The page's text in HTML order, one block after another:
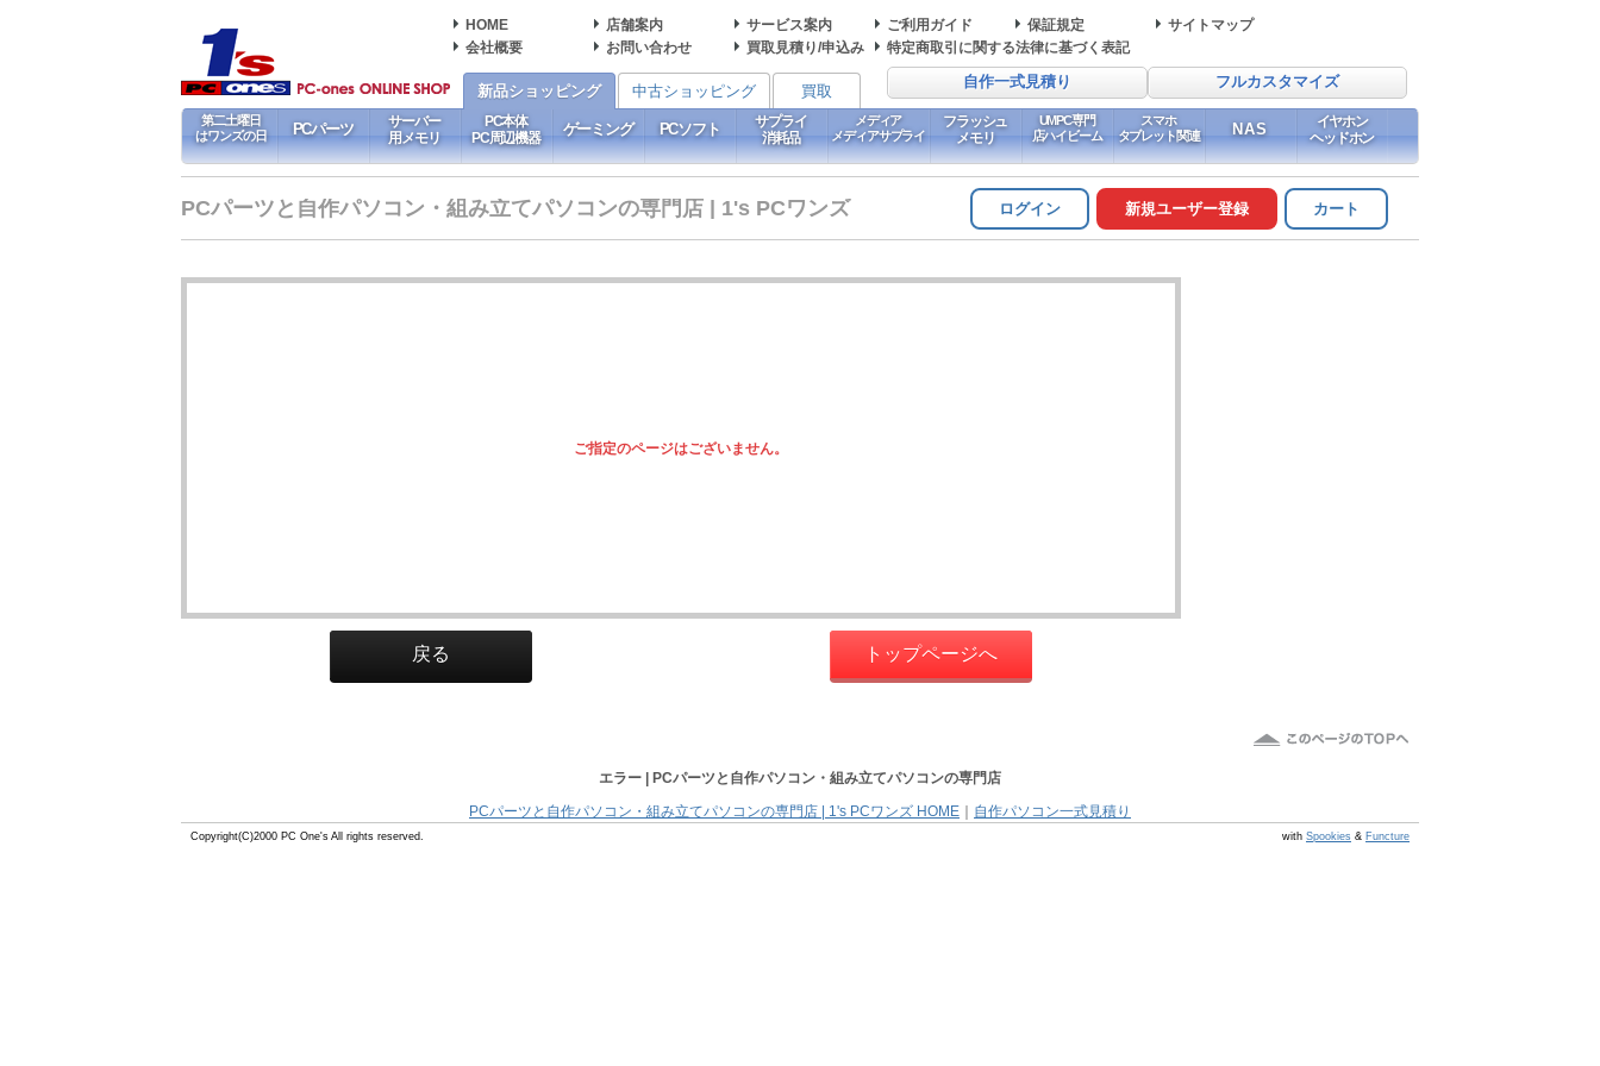
HOME 店舗案内 サービス案内 ご利用ガイド 保証規定
サイトマップ
会社概要
お問い合わせ 買取見積り/申込み 特定商取引に関する法律に基づく表記
自作一式見積り フルカスタマイズ
新品ショッピング 中古ショッピング 買取
第二土曜日
はワンズの日
PCパーツ
サーバー
用メモリ
PC本体
PC周辺機器
ゲーミング PCソフト
サプライ
消耗品
メディア
メディアサプライ
フラッシュ
メモリ
UMPC専門
店ハイビーム
スマホ
タブレット関連
NAS
イヤホン
ヘッドホン
PCパーツと自作パソコン・組み立てパソコンの専門店 | 1's PCワンズ ログイン 新規ユーザー登録 カート
ご指定のページはございません。
戻る トップページへ
エラー | PCパーツと自作パソコン・組み立てパソコンの専門店
PCパーツと自作パソコン・組み立てパソコンの専門店 | 1's PCワンズ HOME
自作パソコン一式見積り
Copyright(C)2000 PC One's All rights reserved. with Spookies & Functure